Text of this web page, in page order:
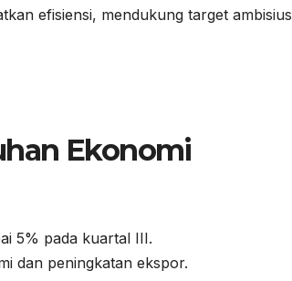
efisiensi, mendukung target ambisius
Ekonomi
5% pada kuartal III.
dan peningkatan ekspor.